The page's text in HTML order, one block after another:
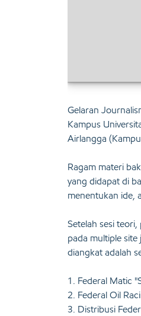
Gelaran
Kampus
Airlangga
Ragam materi
yang didapat di
menentukan ide,
Setelah sesi
pada multiple
diangkat adalah
1. Federal Matic
2. Federal Oil
3. Distribusi